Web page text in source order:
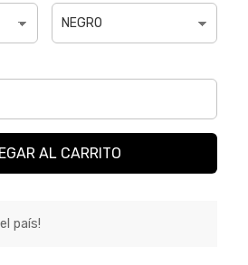
AL CARRITO
país!